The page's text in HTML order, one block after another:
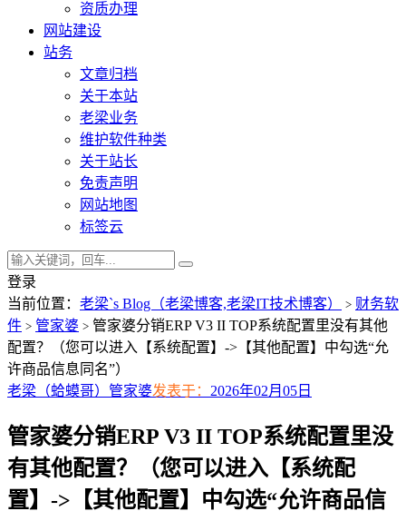
资质办理
网站建设
站务
文章归档
关于本站
老梁业务
维护软件种类
关于站长
免责声明
网站地图
标签云
登录
当前位置： 老梁`s Blog（老梁博客,老梁IT技术博客） > 财务软
件 > 管家婆 > 管家婆分销ERP V3 II TOP系统配置里没有其他
配置？（您可以进入【系统配置】->【其他配置】中勾选“允
许商品信息同名”）
老梁（蛤蟆哥） 管家婆发表于： 2026年02月05日
管家婆分销ERP V3 II TOP系统配置里没
有其他配置？（您可以进入【系统配
置】->【其他配置】中勾选“允许商品信